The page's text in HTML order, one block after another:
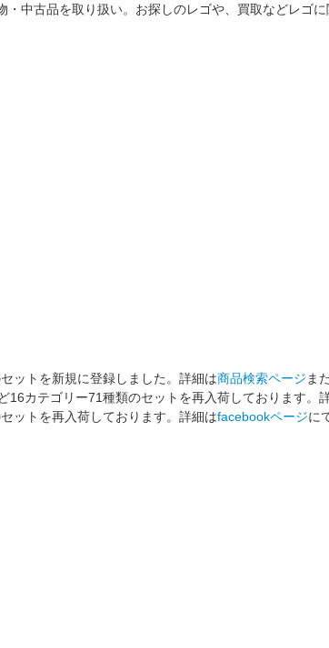
中古品を取り扱い。お探しのレゴや、買取などレゴ
ットを新規に登録しました。詳細は商品検索ページま
カテゴリー71種類のセットを再入荷しております。
ットを再入荷しております。詳細はfacebookページに